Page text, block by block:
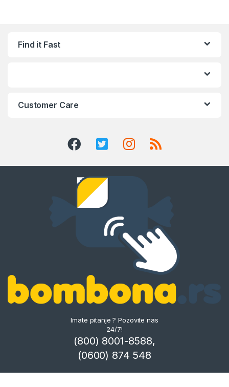
Find it Fast
Customer Care
Imate pitanje ? Pozovite nas
24/7!
(800) 8001-8588,
(0600) 874 548